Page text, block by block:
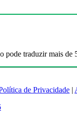
pode traduzir mais de
de Privacidade |